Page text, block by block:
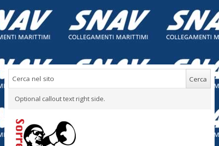
Optional callout text right side.